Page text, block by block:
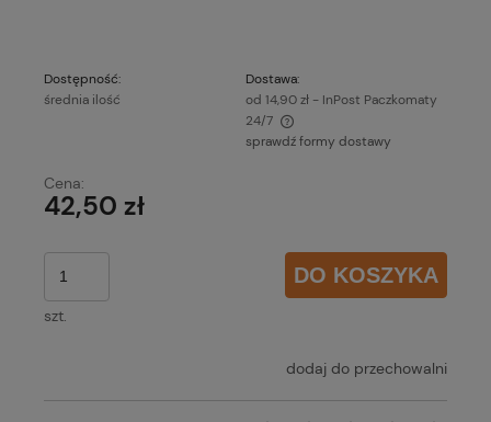
Dostępność:
średnia ilość
Dostawa:
od 14,90 zł - InPost Paczkomaty
24/7
Cena nie zawiera ewentualnych kosztów płatności
sprawdź formy dostawy
Cena:
42,50 zł
szt.
DO KOSZYKA
dodaj do przechowalni